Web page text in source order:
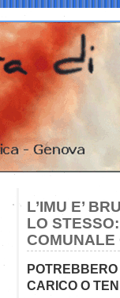
L’IMU E’
LO
COMUNALE
CARICO O